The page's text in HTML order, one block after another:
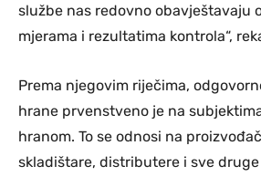
službe nas redovno obavještavaju
mjerama i rezultatima kontrola“,
Prema njegovim riječima,
hrane prvenstveno je na
hranom. To se odnosi na
skladištare, distributere i sve